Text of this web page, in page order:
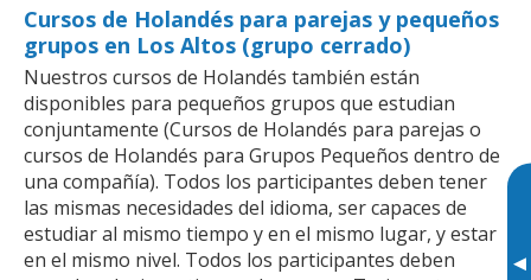
▸
Cursos de Holandés para parejas y pequeños
grupos en Los Altos (grupo cerrado)
Nuestros cursos de Holandés también están
disponibles para pequeños grupos que estudian
conjuntamente (Cursos de Holandés para parejas o
cursos de Holandés para Grupos Pequeños dentro de
una compañía). Todos los participantes deben tener
las mismas necesidades del idioma, ser capaces de
estudiar al mismo tiempo y en el mismo lugar, y estar
en el mismo nivel. Todos los participantes deben